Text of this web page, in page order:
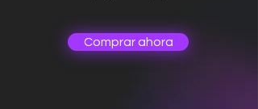
Comprar ahora